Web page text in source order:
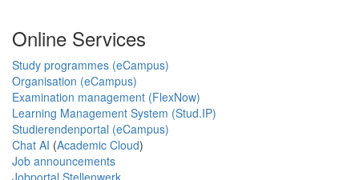
Online Services
Study programmes (eCampus)
Organisation (eCampus)
Examination management (FlexNow)
Learning Management System (Stud.IP)
Studierendenportal (eCampus)
Chat AI (Academic Cloud)
Job announcements
Jobportal Stellenwerk